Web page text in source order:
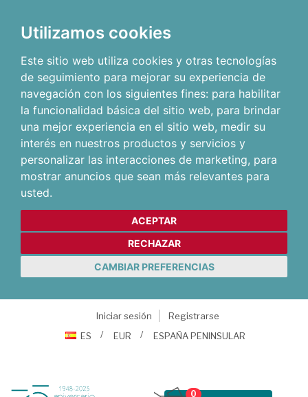
Utilizamos cookies
Este sitio web utiliza cookies y otras tecnologías
de seguimiento para mejorar su experiencia de
navegación con los siguientes fines: para habilitar
la funcionalidad básica del sitio web, para brindar
una mejor experiencia en el sitio web, medir su
interés en nuestros productos y servicios y
personalizar las interacciones de marketing, para
mostrar anuncios que sean más relevantes para
usted.
ACEPTAR
RECHAZAR
CAMBIAR PREFERENCIAS
Iniciar sesión
Registrarse
ES
EUR ESPAÑA PENINSULAR
0